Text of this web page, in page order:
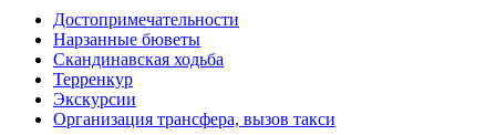
Достопримечательности
Нарзанные бюветы
Скандинавская ходьба
Терренкур
Экскурсии
Организация трансфера, вызов такси